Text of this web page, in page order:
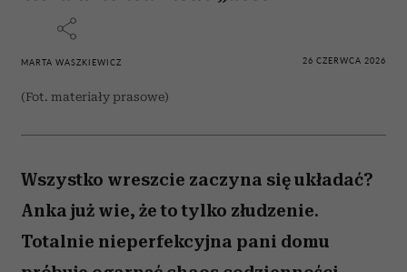
MARTA WASZKIEWICZ 26 CZERWCA 2026
(Fot. materiały prasowe)
Wszystko wreszcie zaczyna się układać?
Anka już wie, że to tylko złudzenie.
Totalnie nieperfekcyjna pani domu